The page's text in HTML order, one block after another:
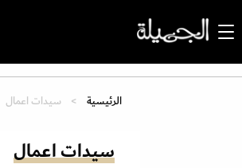
الرئيسية سيدات اعمال
سيدات اعمال